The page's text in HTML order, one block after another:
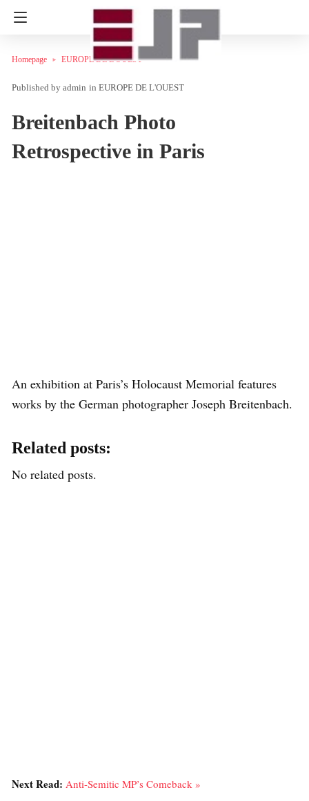
Homepage EUROPE DE L'OUEST
admin in EUROPE DE L'OUEST
Breitenbach Photo
Retrospective in Paris
An exhibition at Paris’s Holocaust Memorial features
works by the German photographer Joseph Breitenbach.
Related posts:
No related posts.
Next Read: Anti-Semitic MP’s Comeback »